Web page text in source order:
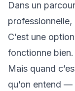
Dans un
professionnelle,
C’est une
fonctionne bien.
Mais quand
qu’on entend